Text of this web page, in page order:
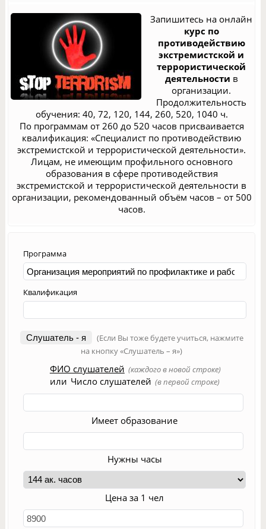
Запишитесь на онлайн
курс по
противодействию
экстремистской и
террористической
деятельности в
организации.
Продолжительность
обучения: 40, 72, 120, 144, 260, 520, 1040 ч.
По программам от 260 до 520 часов присваивается
квалификация: «Специалист по противодействию
экстремистской и террористической деятельности».
Лицам, не имеющим профильного основного
образования в сфере противодействия
экстремистской и террористической деятельности в
организации, рекомендованный объём часов – от 500
часов.
Программа
Квалификация
Слушатель - я
(Если Вы тоже будете учиться, нажмите
на кнопку «Слушатель – я»)
ФИО слушателей (каждого в новой строке)
или Число слушателей (в первой строке)
Имеет образование
Нужны часы
Цена за 1 чел